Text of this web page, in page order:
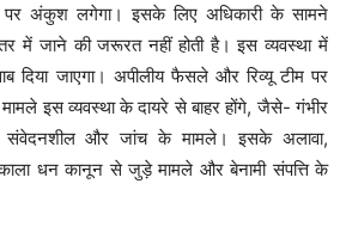
पर अंकुश लगेगा। इसके लिए अधिकारी के सामने
में जाने की जरूरत नहीं होती है। इस व्यवस्था में
दिया जाएगा। अपीलीय फैसले और रिव्यू टीम पर
इस व्यवस्था के दायरे से बाहर होंगे, जैसे- गंभीर
संवेदनशील और जांच के मामले। इसके अलावा,
धन कानून से जुड़े मामले और बेनामी संपत्ति के